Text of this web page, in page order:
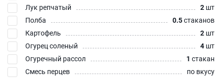
Лук репчатый
2 шт
Полба
0.5стаканов
Картофель
2 шт
Огурец соленый
4 шт
Огуречный рассол
1 стакан
Смесь перцев
по вкусу